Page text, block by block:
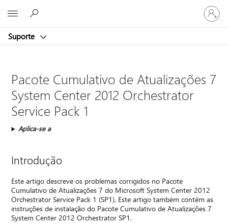
Suporte
Entre
em
sua
Pacote Cumulativo de Atualizações 7
System Center 2012 Orchestrator
Service Pack 1
Aplica-se a
Introdução
Este artigo descreve os problemas corrigidos no Pacote
Cumulativo de Atualizações 7 do Microsoft System Center 2012
Orchestrator Service Pack 1 (SP1). Este artigo também contém as
instruções de instalação do Pacote Cumulativo de Atualizações 7
System Center 2012 Orchestrator SP1.